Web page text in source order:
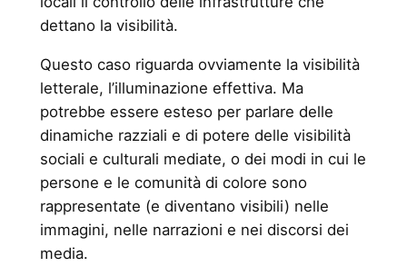
dettano la visibilità.
Questo caso riguarda ovviamente la visibilità
letterale, l’illuminazione effettiva. Ma
potrebbe essere esteso per parlare delle
dinamiche razziali e di potere delle visibilità
sociali e culturali mediate, o dei modi in cui le
persone e le comunità di colore sono
rappresentate (e diventano visibili) nelle
immagini, nelle narrazioni e nei discorsi dei
media.